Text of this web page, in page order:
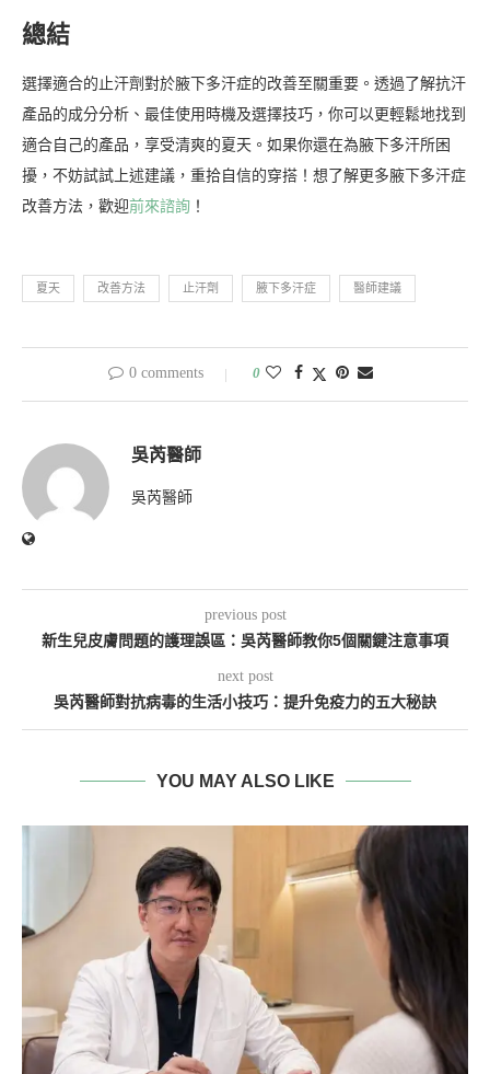
總結
選擇適合的止汗劑對於腋下多汗症的改善至關重要。透過了解抗汗
產品的成分分析、最佳使用時機及選擇技巧，你可以更輕鬆地找到
適合自己的產品，享受清爽的夏天。如果你還在為腋下多汗所困
擾，不妨試試上述建議，重拾自信的穿搭！想了解更多腋下多汗症
改善方法，歡迎前來諮詢 ！
夏天 改善方法 止汗劑 腋下多汗症 醫師建議
0 comments 0
吳芮醫師
吳芮醫師
previous post
新生兒皮膚問題的護理誤區：吳芮醫師教你5個關鍵注意事項
next post
吳芮醫師對抗病毒的生活小技巧：提升免疫力的五大秘訣
YOU MAY ALSO LIKE